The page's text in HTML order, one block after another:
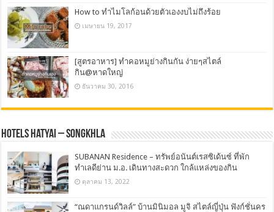
How to ทำไมโลก้อนด้วยตัวเองงบไม่ถึงร้อย
เมษายน 19, 2017
[สูตรอาหาร] ทำคอหมูย่างกินกัน ง่ายๆสไตล์
กิน@หาดใหญ่
ธันวาคม 30, 2016
Hotels Hatyai – Songkhla
SUBANAN Residence – ทรัพย์อนันต์เรสซิเด้นซ์ ที่พัก
ทำเลดีย่าน ม.อ. เดินทางสะดวก ใกล้แหล่งของกิน
ตุลาคม 13, 2022
“ณดาแกรนด์วิลล์” บ้านมินิมอล มูจิ สไตล์ญี่ปุ่น ฟังก์ชั่นคร